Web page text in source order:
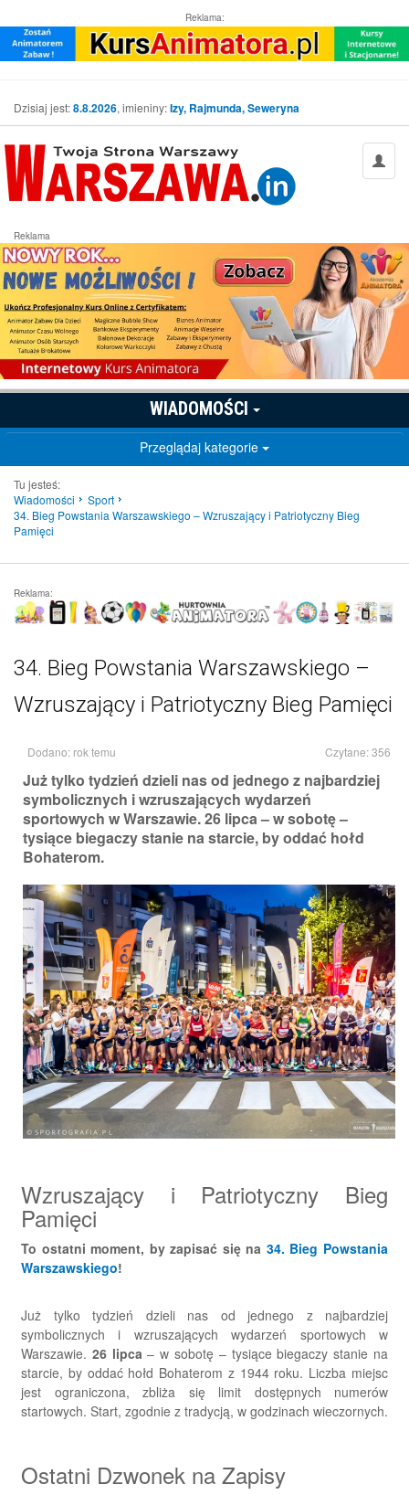
Reklama:
Dzisiaj jest:8.8.2026, imieniny:Izy, Rajmunda, Seweryna
Reklama
WIADOMOŚCI
Przeglądaj kategorie
Tu jesteś:
Wiadomości
Sport
34. Bieg Powstania Warszawskiego – Wzruszający i Patriotyczny Bieg
Pamięci
Reklama:
34. Bieg Powstania Warszawskiego –
Wzruszający i Patriotyczny Bieg Pamięci
Dodano: rok temu Czytane: 356
Już tylko tydzień dzieli nas od jednego z najbardziej
symbolicznych i wzruszających wydarzeń
sportowych w Warszawie. 26 lipca – w sobotę –
tysiące biegaczy stanie na starcie, by oddać hołd
Bohaterom.
Wzruszający i Patriotyczny Bieg
Pamięci
To ostatni moment, by zapisać się na 34. Bieg Powstania
Warszawskiego!
Już tylko tydzień dzieli nas od jednego z najbardziej
symbolicznych i wzruszających wydarzeń sportowych w
Warszawie. 26 lipca – w sobotę – tysiące biegaczy stanie na
starcie, by oddać hołd Bohaterom z 1944 roku. Liczba miejsc
jest ograniczona, zbliża się limit dostępnych numerów
startowych. Start, zgodnie z tradycją, w godzinach wieczornych.
Ostatni Dzwonek na Zapisy